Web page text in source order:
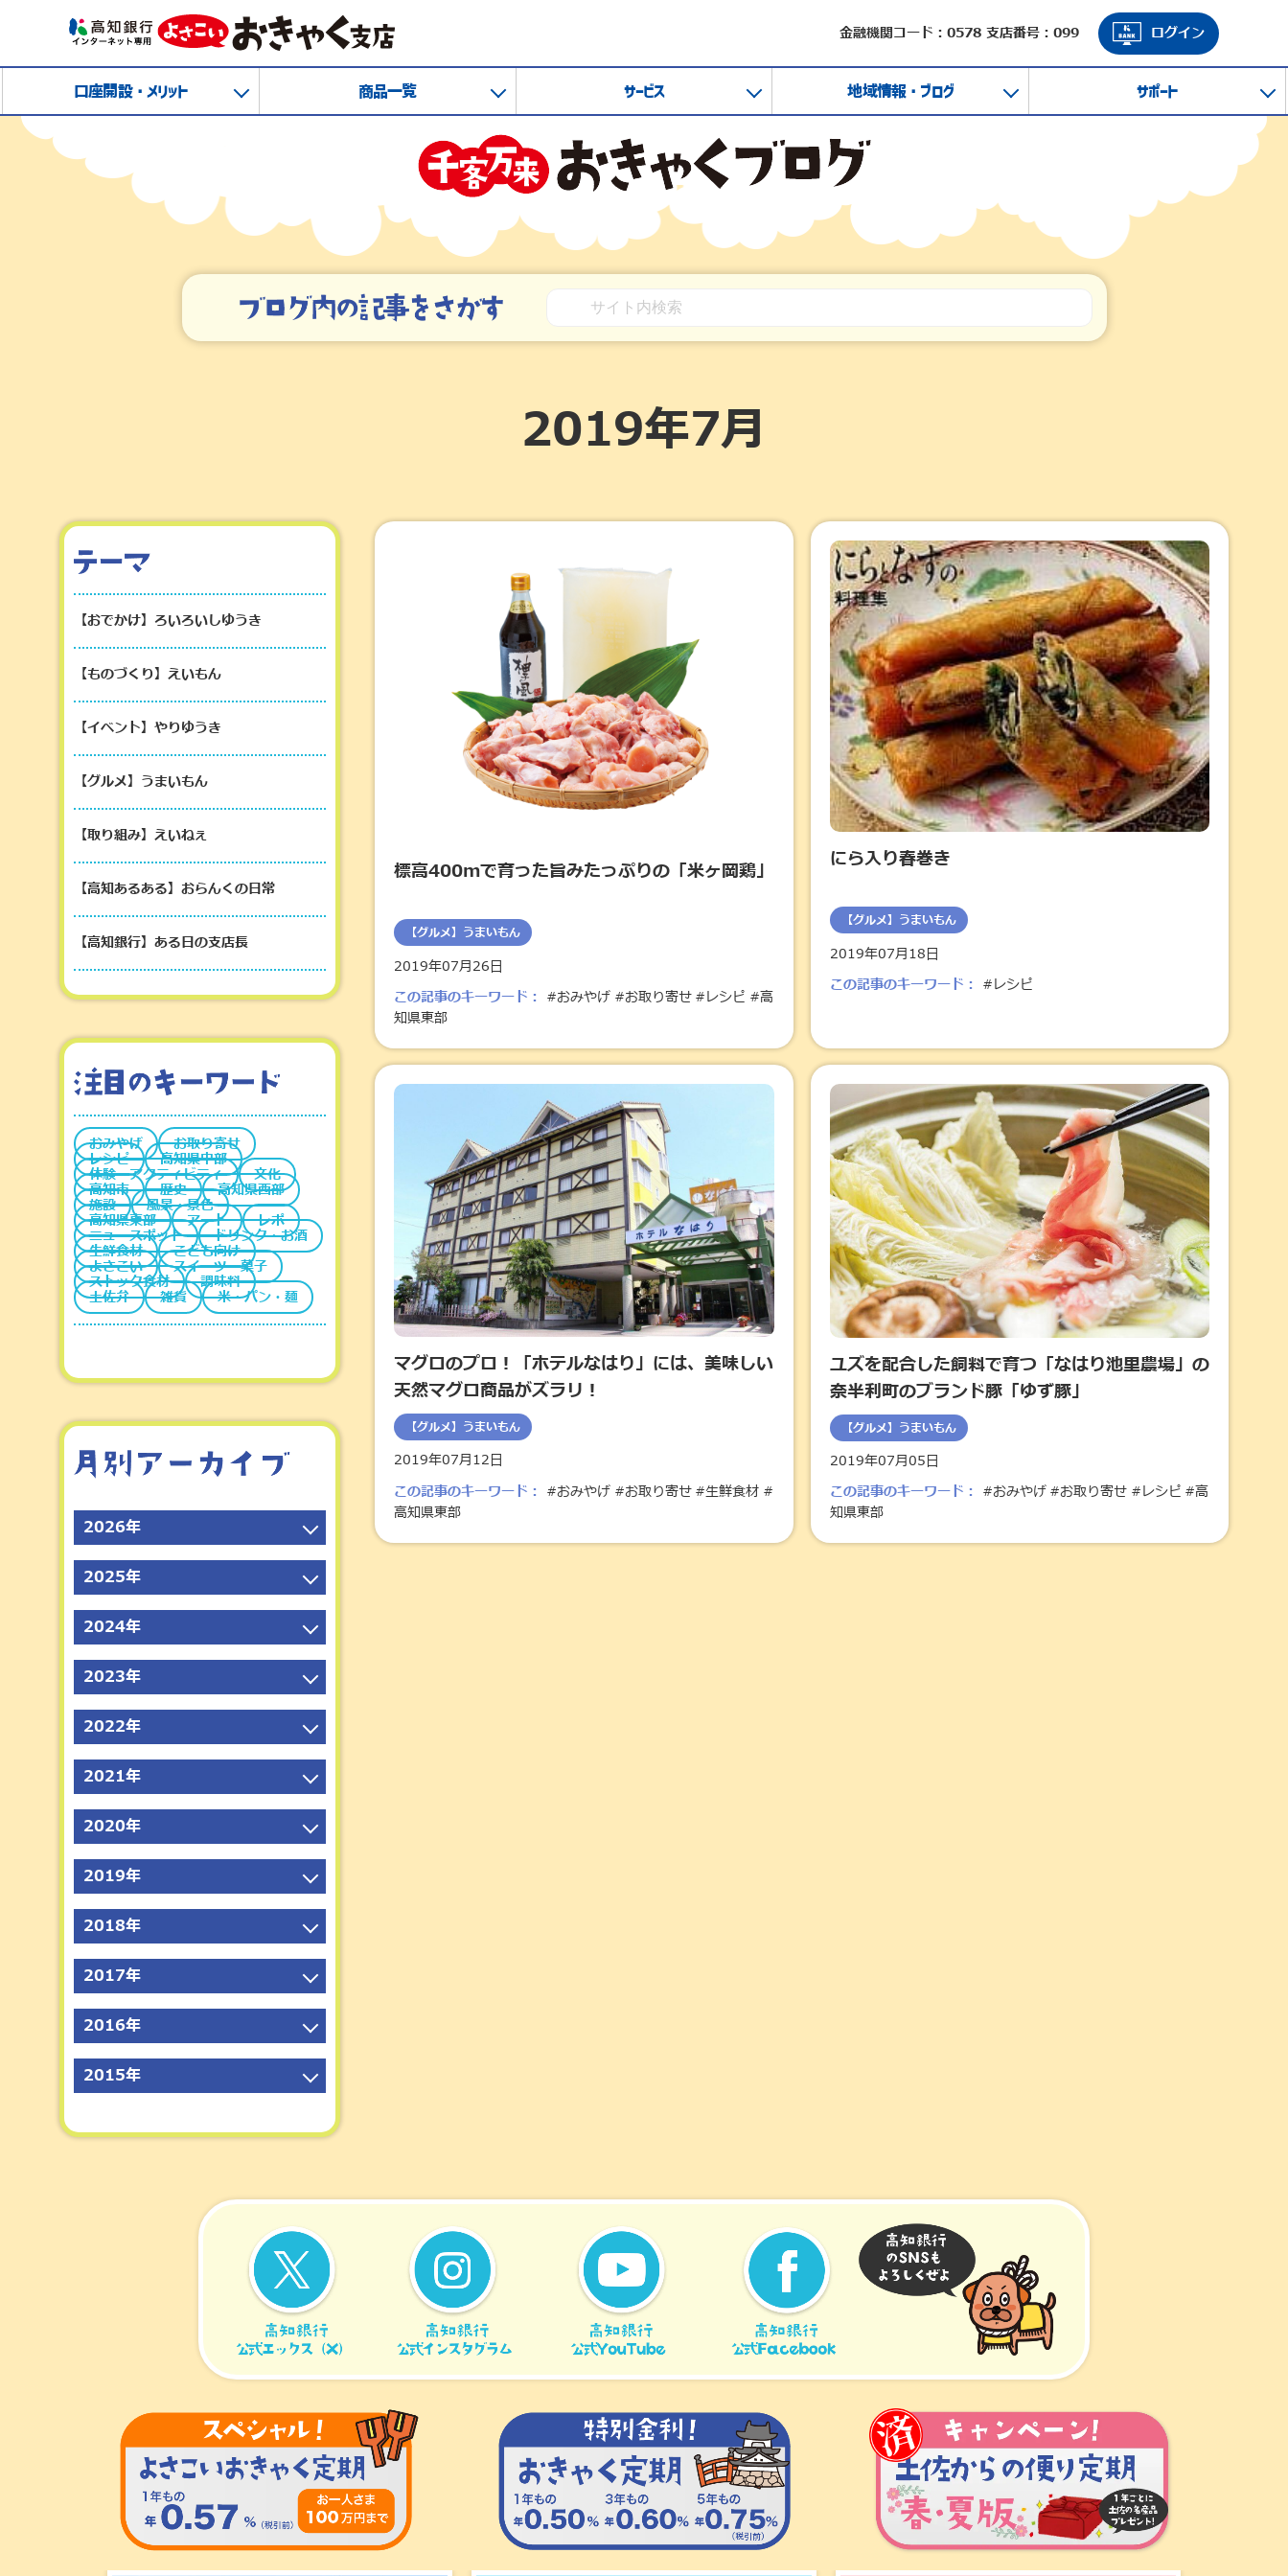
金融機関コード：0578 支店番号：099 ログイン
口座開設・メリット 商品一覧 サービス 地域情報・ブログ サポート
2019年7月
標高400mで育った旨みたっぷりの「米ヶ岡鶏」
【グルメ】うまいもん
2019年07月26日
この記事のキーワード： #おみやげ #お取り寄せ#レシピ #高
知県東部
にら入り春巻き
【グルメ】うまいもん
2019年07月18日
この記事のキーワード： #レシピ
マグロのプロ！「ホテルなはり」には、美味しい
天然マグロ商品がズラリ！
【グルメ】うまいもん
2019年07月12日
この記事のキーワード： #おみやげ #お取り寄せ#生鮮食材 #
高知県東部
ユズを配合した飼料で育つ「なはり池里農場」の
奈半利町のブランド豚「ゆず豚」
【グルメ】うまいもん
2019年07月05日
この記事のキーワード： #おみやげ #お取り寄せ #レシピ #高
知県東部
【おでかけ】ろいろいしゆうき
【ものづくり】えいもん
【イベント】やりゆうき
【グルメ】うまいもん
【取り組み】えいねぇ
【高知あるある】おらんくの日常
【高知銀行】ある日の支店長
おみやげ お取り寄せ
レシピ 高知県中部
体験・アクティビティ 文化
高知市 歴史 高知県西部
施設 風景・景色
高知県東部 アート レポ
ニュースポット ドリンク・お酒
生鮮食材 こども向け
よさこい スイーツ・菓子
ストック食材 調味料
土佐弁 雑貨 米・パン・麺
2026年
2026年7月
2026年6月
2026年5月
2026年4月
2026年3月
2026年2月
2026年1月
2025年
2025年12月
2025年11月
2025年10月
2025年9月
2025年8月
2025年7月
2025年6月
2025年5月
2025年4月
2025年3月
2025年2月
2025年1月
2024年
2024年12月
2024年11月
2024年10月
2024年9月
2024年8月
2024年7月
2024年6月
2024年5月
2024年4月
2024年3月
2024年2月
2024年1月
2023年
2023年12月
2023年11月
2023年10月
2023年9月
2023年8月
2023年7月
2023年6月
2023年5月
2023年4月
2023年3月
2023年2月
2023年1月
2022年
2022年12月
2022年11月
2022年10月
2022年9月
2022年8月
2022年7月
2022年6月
2022年5月
2022年4月
2022年3月
2022年2月
2022年1月
2021年
2021年12月
2021年11月
2021年10月
2021年9月
2021年8月
2021年7月
2021年6月
2021年5月
2021年4月
2021年3月
2020年
2020年12月
2020年11月
2020年10月
2020年9月
2020年8月
2020年7月
2020年6月
2020年5月
2020年3月
2019年
2019年12月
2019年11月
2019年10月
2019年9月
2019年8月
2019年7月
2019年6月
2018年
2018年12月
2018年11月
2018年10月
2018年9月
2018年8月
2018年6月
2017年
2017年12月
2017年11月
2017年10月
2017年9月
2017年8月
2016年
2016年12月
2016年11月
2015年
2015年11月